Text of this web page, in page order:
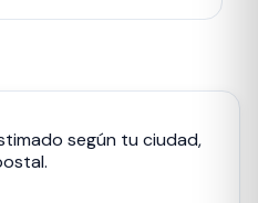
según tu ciudad,